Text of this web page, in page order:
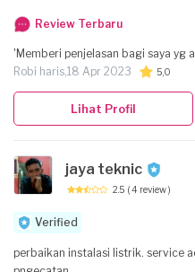
Review Terbaru
'Memberi penjelasan bagi saya yg
Robi haris,18 Apr 2023 5,0
Lihat Profil
jaya teknic
2.5 ( 4 review )
Verified
perbaikan instalasi listrik. service